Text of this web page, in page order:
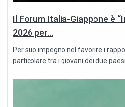
Il Forum Italia-Giappone è
2026 per...
Per suo impegno nel favorire i
particolare tra i giovani dei due